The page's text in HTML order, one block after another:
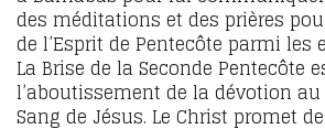
des méditations et des prières
de l’Esprit de Pentecôte parmi les
La Brise de la Seconde Pentecôte
l’aboutissement de la dévotion au
Sang de Jésus. Le Christ promet